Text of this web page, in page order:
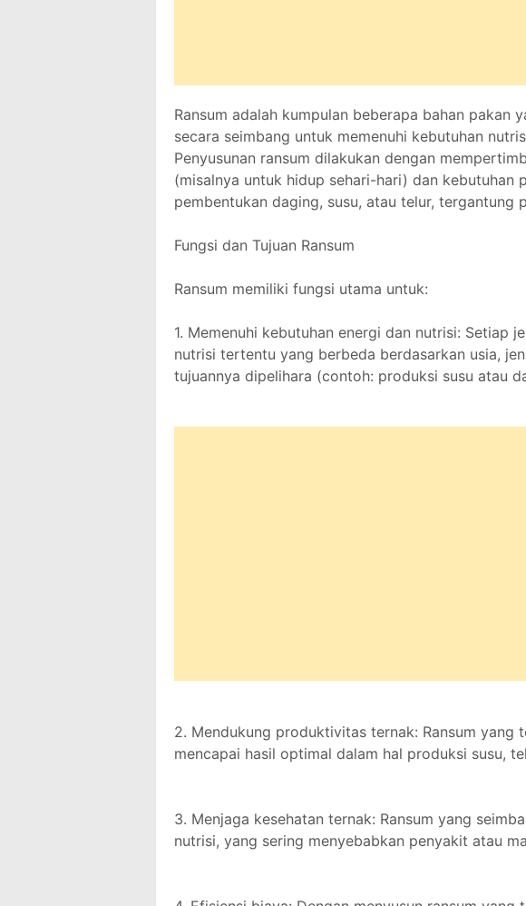
Ransum adalah kumpulan beberapa bahan pakan
secara seimbang untuk memenuhi kebutuhan
Penyusunan ransum dilakukan dengan
(misalnya untuk hidup sehari-hari) dan kebutuhan
pembentukan daging, susu, atau telur, tergantung
Fungsi dan Tujuan Ransum
Ransum memiliki fungsi utama untuk:
1. Memenuhi kebutuhan energi dan nutrisi: Setiap
nutrisi tertentu yang berbeda berdasarkan usia,
tujuannya dipelihara (contoh: produksi susu atau
2. Mendukung produktivitas ternak: Ransum yang
mencapai hasil optimal dalam hal produksi susu,
3. Menjaga kesehatan ternak: Ransum yang
nutrisi, yang sering menyebabkan penyakit atau